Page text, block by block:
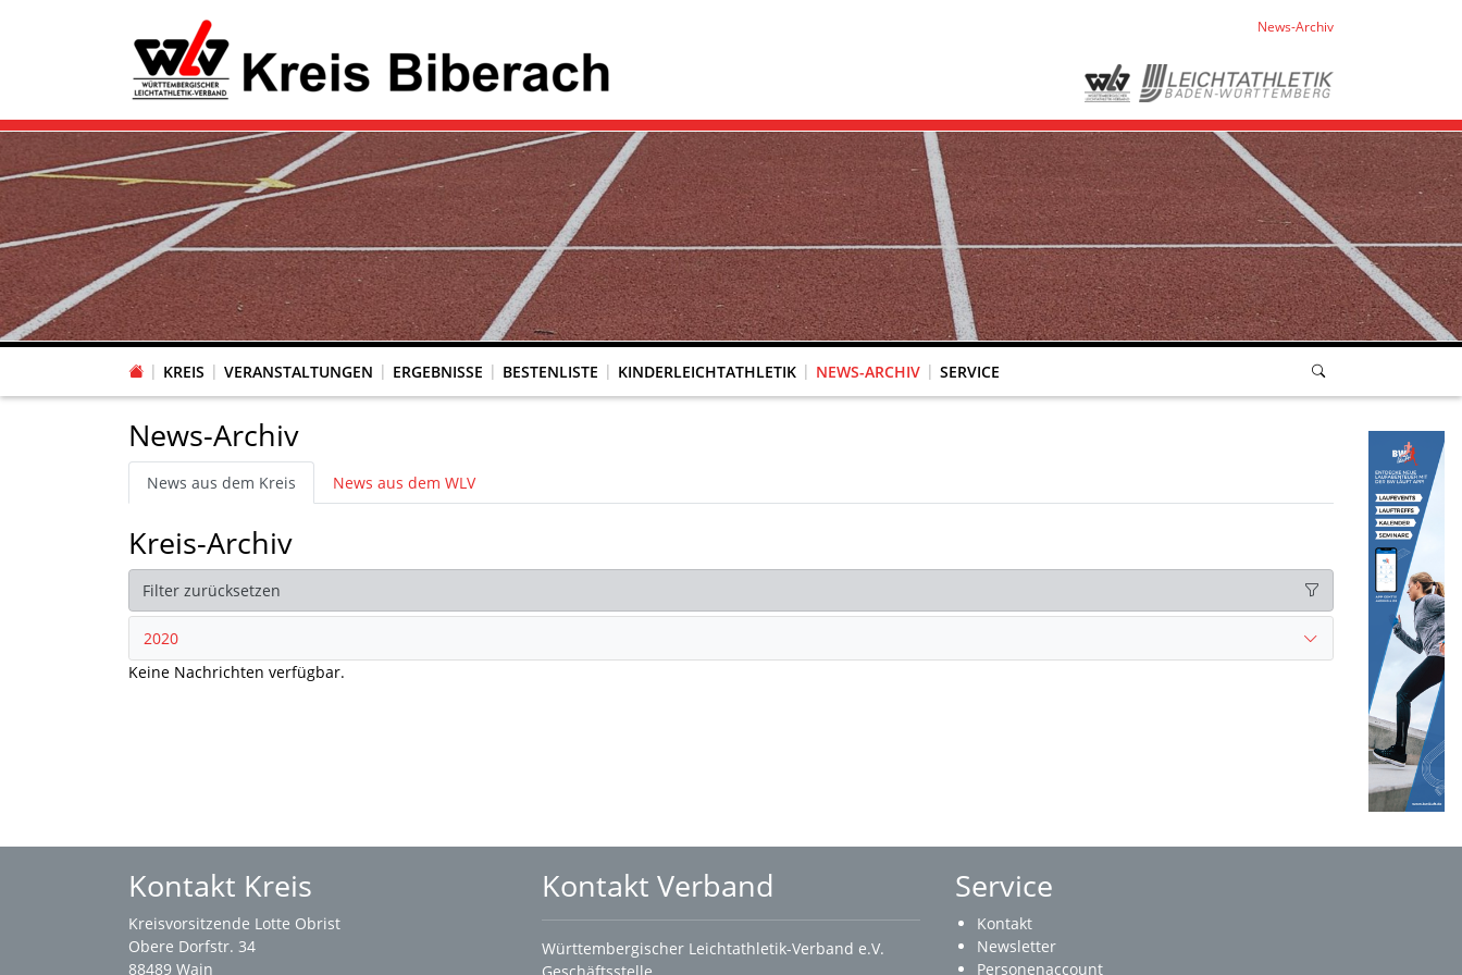
News-Archiv
KREIS VERANSTALTUNGEN ERGEBNISSE BESTENLISTE KINDERLEICHTATHLETIK NEWS-ARCHIV SERVICE
News-Archiv
News aus dem Kreis News aus dem WLV
Kreis-Archiv
Filter zurücksetzen
2020
Keine Nachrichten verfügbar.
Kontakt Kreis
Kreisvorsitzende Lotte Obrist
Obere Dorfstr. 34
88489 Wain
Kontakt Verband
Württembergischer Leichtathletik-Verband e.V.
Service
Kontakt
Newsletter
Personenaccount